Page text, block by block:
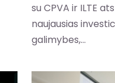
su CPVA ir ILTE
naujausias
galimybes,...